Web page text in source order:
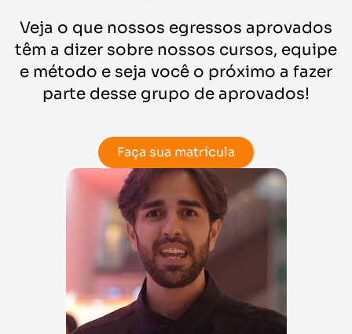
Veja o que nossos egressos aprovados
têm a dizer sobre nossos cursos, equipe
e método e seja você o próximo a fazer
parte desse grupo de aprovados!
Faça sua matrícula